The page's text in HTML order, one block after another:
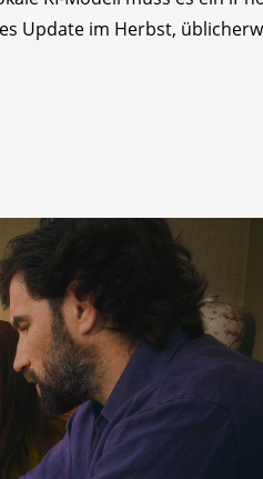
Update im Herbst,